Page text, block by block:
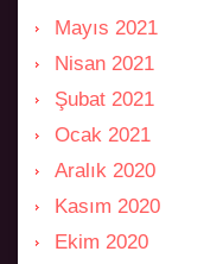
Mayıs 2021
Nisan 2021
Şubat 2021
Ocak 2021
Aralık 2020
Kasım 2020
Ekim 2020